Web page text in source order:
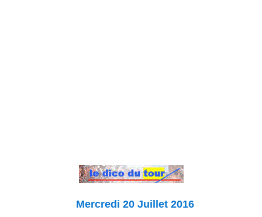
Mercredi 20 Juillet 2016